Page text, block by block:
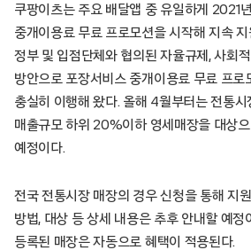
쿠팡이츠는 주요 배달앱 중 유일하게 2021
중개이용료 무료 프로모션을 시작해 지속
정부 및 입점단체와 협의된 자율규제, 사회
방안으로 포장서비스 중개이용료 무료 프로
충실히 이행해 왔다. 올해 4월부터는 전통시
매출규모 하위 20%이하 영세매장을 대상
예정이다.
전국 전통시장 매장의 경우 신청을 통해 지
방법, 대상 등 상세 내용은 추후 안내할 예정
등록된 매장은 자동으로 혜택이 적용된다.